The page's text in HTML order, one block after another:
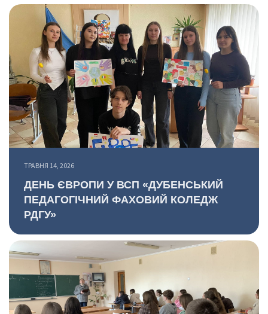
ТРАВНЯ 14, 2026
ДЕНЬ ЄВРОПИ У ВСП «ДУБЕНСЬКИЙ
ПЕДАГОГІЧНИЙ ФАХОВИЙ КОЛЕДЖ
РДГУ»